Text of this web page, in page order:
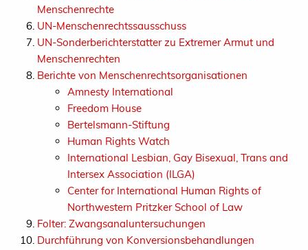
Menschenrechte
UN-Menschenrechtssausschuss
UN-Sonderberichterstatter zu Extremer Armut und
Menschenrechten
Berichte von Menschenrechtsorganisationen
Amnesty International
Freedom House
Bertelsmann-Stiftung
Human Rights Watch
International Lesbian, Gay Bisexual, Trans and
Intersex Association (ILGA)
Center for International Human Rights of
Northwestern Pritzker School of Law
Folter: Zwangsanaluntersuchungen
Durchführung von Konversionsbehandlungen